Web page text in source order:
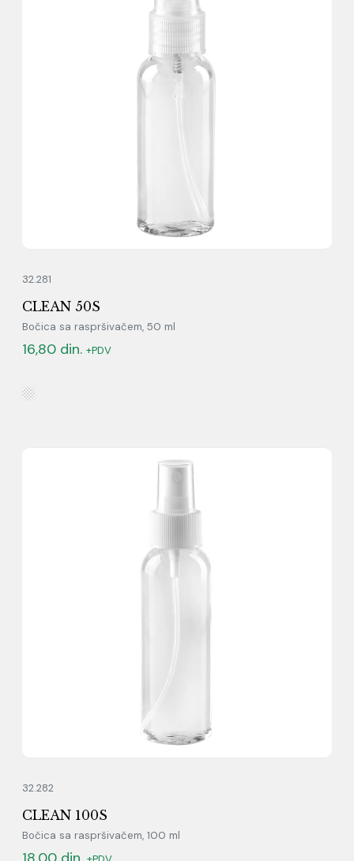
32.281
CLEAN 50S
Bočica sa raspršivačem, 50 ml
16,80 din. +PDV
32.282
CLEAN 100S
Bočica sa raspršivačem, 100 ml